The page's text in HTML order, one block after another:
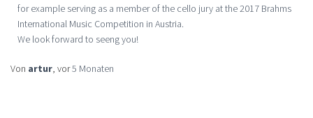
for example serving as a member of the cello jury at the 2017 Brahms
International Music Competition in Austria.
We look forward to seeng you!
Von artur, vor5 Monaten